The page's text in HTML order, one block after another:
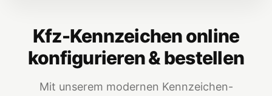
Kfz-Kennzeichen online
konfigurieren & bestellen
Mit unserem modernen Kennzeichen-